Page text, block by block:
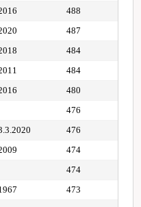
488
487
484
484
480
476
476
474
474
473